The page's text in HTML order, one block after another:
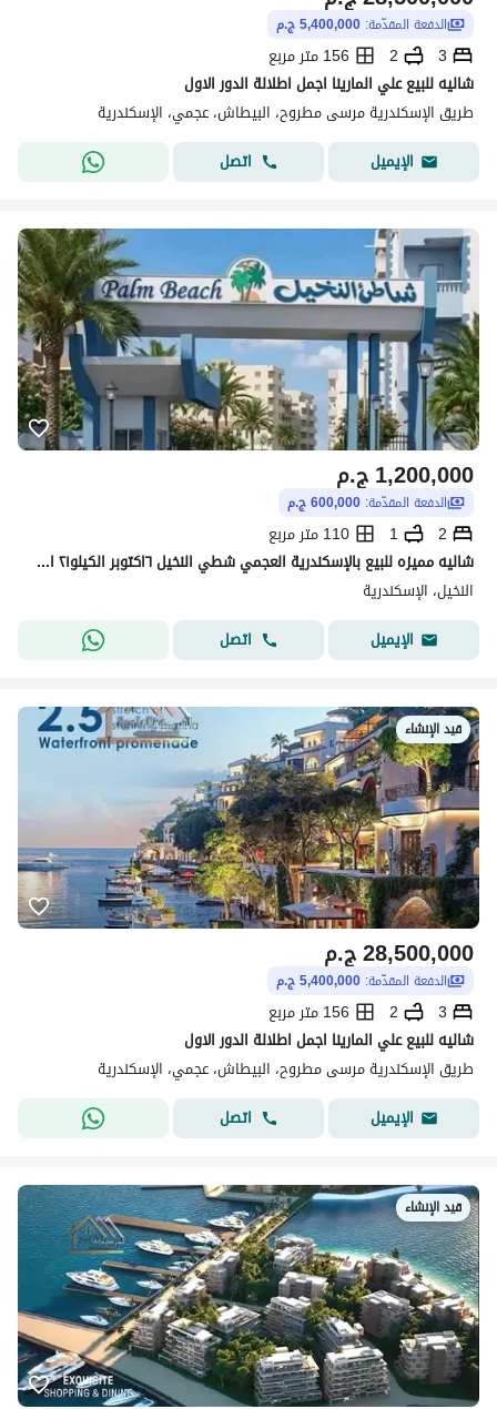
الدفعة المقدّمة: 5,400,000 ج.م
3
2
156 متر مربع
شاليه للبيع علي المارينا اجمل اطلالة الدور الاول
طريق الإسكندرية مرسى مطروح، البيطاش، عجمي، الإسكندرية
الإيميل
اتصل
ج.م1,200,000
الدفعة المقدّمة: 600,000 ج.م
2
1
110 متر مربع
شاليه مميزه للبيع بالإسكندرية العجمي شطي النخيل ٦اكتوبر الكيلو٢١ اسكندرية مطروح
النخيل، الإسكندرية
الإيميل
اتصل
قيد الإنشاء
ج.م28,500,000
الدفعة المقدّمة: 5,400,000 ج.م
3
2
156 متر مربع
شاليه للبيع علي المارينا اجمل اطلالة الدور الاول
طريق الإسكندرية مرسى مطروح، البيطاش، عجمي، الإسكندرية
الإيميل
اتصل
قيد الإنشاء